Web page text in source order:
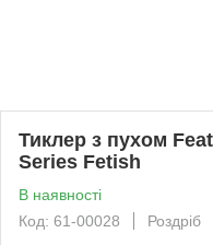
Тиклер з пухом
Series Fetish
В наявності
Код: 61-00028
Роздріб